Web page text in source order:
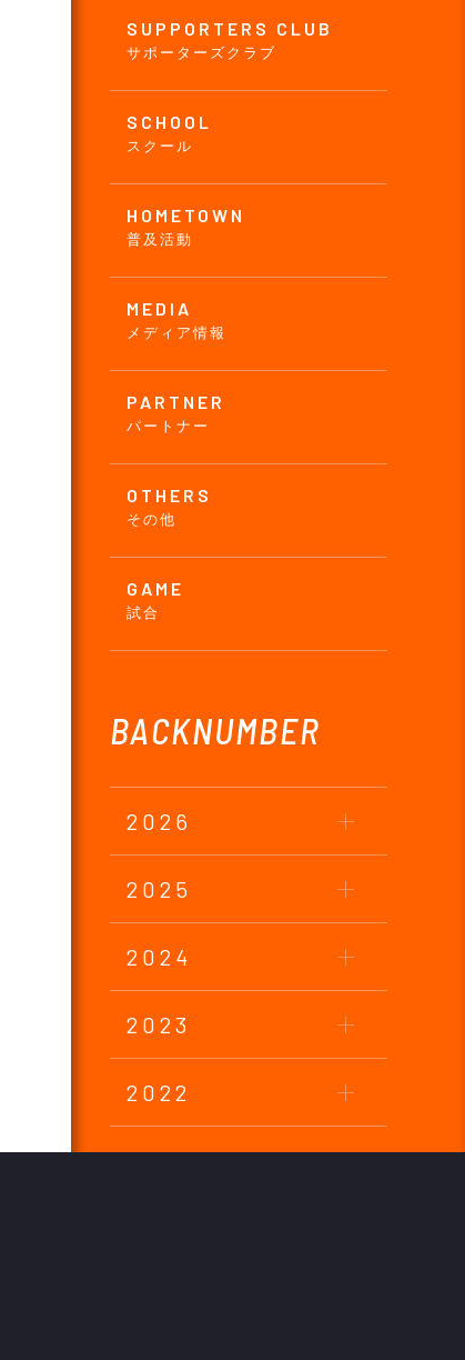
SUPPORTERS CLUB
サポーターズクラブ
SCHOOL
スクール
HOMETOWN
普及活動
MEDIA
メディア情報
PARTNER
パートナー
OTHERS
その他
GAME
試合
BACKNUMBER
2026
2025
2024
2023
2022
2021